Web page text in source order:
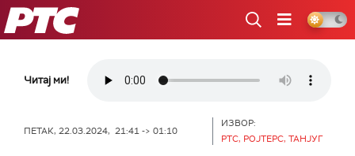
РТС
Читај ми!
ПЕТАК, 22.03.2024, 21:41 -> 01:10
ИЗВОР:
РТС, РОЈТЕРС, ТАНЈУГ